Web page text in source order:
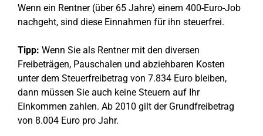
Wenn ein Rentner (über 65 Jahre) einem 400-Euro-Job
nachgeht, sind diese Einnahmen für ihn steuerfrei.
Tipp: Wenn Sie als Rentner mit den diversen
Freibeträgen, Pauschalen und abziehbaren Kosten
unter dem Steuerfreibetrag von 7.834 Euro bleiben,
dann müssen Sie auch keine Steuern auf Ihr
Einkommen zahlen. Ab 2010 gilt der Grundfreibetrag
von 8.004 Euro pro Jahr.